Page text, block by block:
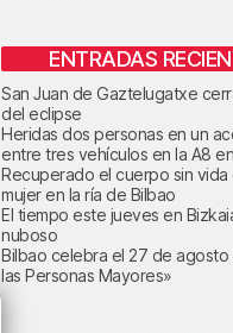
ENTRADAS
San Juan de Gaztelugatxe
del eclipse
Heridas dos personas en un
entre tres vehículos en la A8
Recuperado el cuerpo sin vida
mujer en la ría de Bilbao
El tiempo este jueves en
nuboso
Bilbao celebra el 27 de agosto
las Personas Mayores»